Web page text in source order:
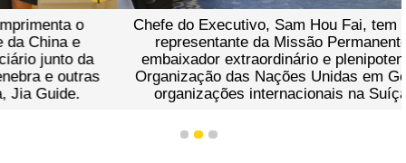
Chefe do Executivo, Sam Hou Fai, tem encontro com o
representante da Missão Permanente da China e
embaixador extraordinário e plenipotenciário junto da
Organização das Nações Unidas em Genebra e outras
organizações internacionais na Suíça, Jia Guide.
1 2 3